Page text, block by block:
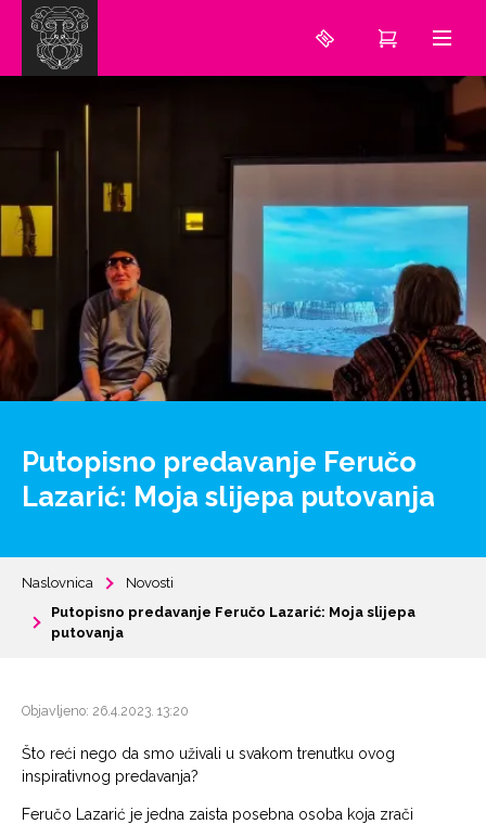
Putopisno predavanje Feručo
Lazarić: Moja slijepa putovanja
Naslovnica
Novosti
Putopisno predavanje Feručo Lazarić: Moja slijepa
putovanja
Objavljeno: 26.4.2023. 13:20
Što reći nego da smo uživali u svakom trenutku ovog
inspirativnog predavanja?
Feručo Lazarić je jedna zaista posebna osoba koja zrači